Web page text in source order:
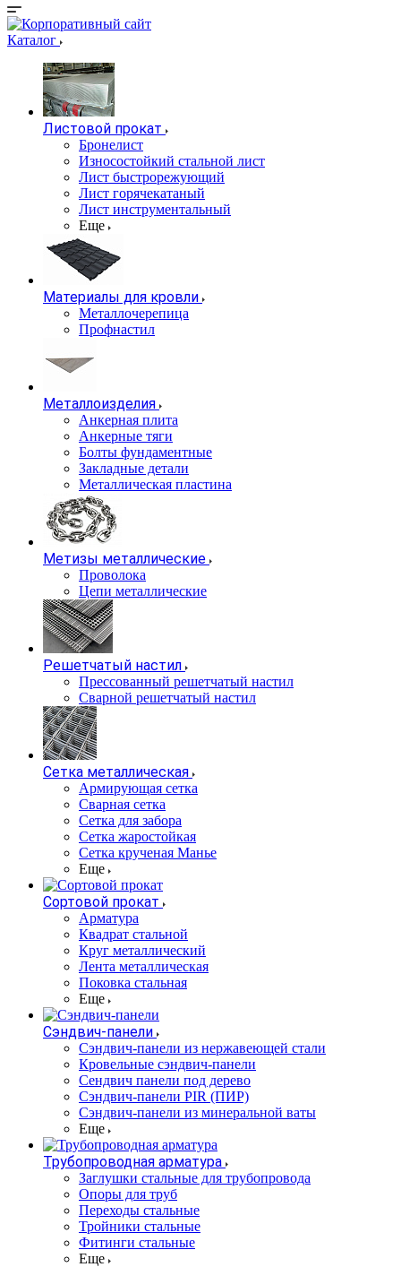
Каталог
Листовой прокат
Бронелист
Износостойкий стальной лист
Лист быстрорежующий
Лист горячекатаный
Лист инструментальный
Еще
Материалы для кровли
Металлочерепица
Профнастил
Металлоизделия
Анкерная плита
Анкерные тяги
Болты фундаментные
Закладные детали
Металлическая пластина
Метизы металлические
Проволока
Цепи металлические
Решетчатый настил
Прессованный решетчатый настил
Сварной решетчатый настил
Сетка металлическая
Армирующая сетка
Сварная сетка
Сетка для забора
Сетка жаростойкая
Сетка крученая Манье
Еще
Сортовой прокат
Арматура
Квадрат стальной
Круг металлический
Лента металлическая
Поковка стальная
Еще
Сэндвич-панели
Cэндвич-панели из нержавеющей стали
Кровельные сэндвич-панели
Сендвич панели под дерево
Сэндвич-панели PIR (ПИР)
Сэндвич-панели из минеральной ваты
Еще
Трубопроводная арматура
Заглушки стальные для трубопровода
Опоры для труб
Переходы стальные
Тройники стальные
Фитинги стальные
Еще